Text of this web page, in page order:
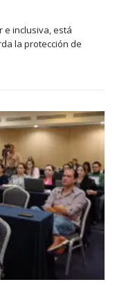
e inclusiva, está
la protección de